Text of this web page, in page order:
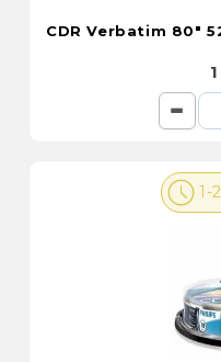
CDR Verbatim 80"
1-